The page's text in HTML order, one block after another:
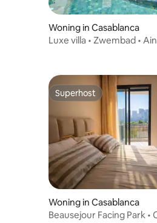
Woning in Casablanca
Luxe villa • Zwembad •
Superhost
Superhost
Woning in Casablanca
Beausejour Facing Park •